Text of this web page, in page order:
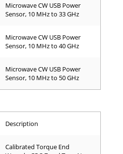
Microwave CW USB Power
Sensor, 10 MHz to 33 GHz
Microwave CW USB Power
Sensor, 10 MHz to 40 GHz
Microwave CW USB Power
Sensor, 10 MHz to 50 GHz
Description
Calibrated Torque End